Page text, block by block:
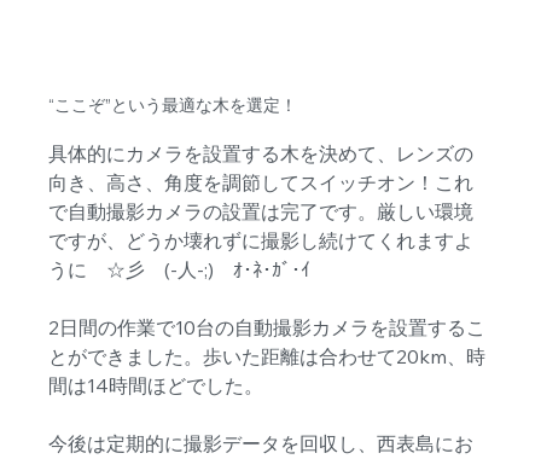
“ここぞ”という最適な木を選定！
具体的にカメラを設置する木を決めて、レンズの
向き、高さ、角度を調節してスイッチオン！これ
で自動撮影カメラの設置は完了です。厳しい環境
ですが、どうか壊れずに撮影し続けてくれますよ
うに　☆彡　(-人-;)　ｵ･ﾈ･ｶﾞ･ｲ
2日間の作業で10台の自動撮影カメラを設置するこ
とができました。歩いた距離は合わせて20km、時
間は14時間ほどでした。
今後は定期的に撮影データを回収し、西表島にお